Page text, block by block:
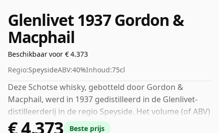
Glenlivet 1937 Gordon &
Macphail
Beschikbaar voor € 4.373
Regio:SpeysideABV:40%Inhoud:75cl
Deze Schotse whisky, gebotteld door Gordon &
Macphail, werd in 1937 gedistilleerd in de Glenlivet-
distilleerderij in de regio Speyside. Het volume (of ABV)
van deze whisky is 40 procent, wat gebruikelijk is voor
Beste prijs